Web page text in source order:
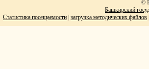
©
Башкирский
Статистика посещаемости загрузка методических файлов